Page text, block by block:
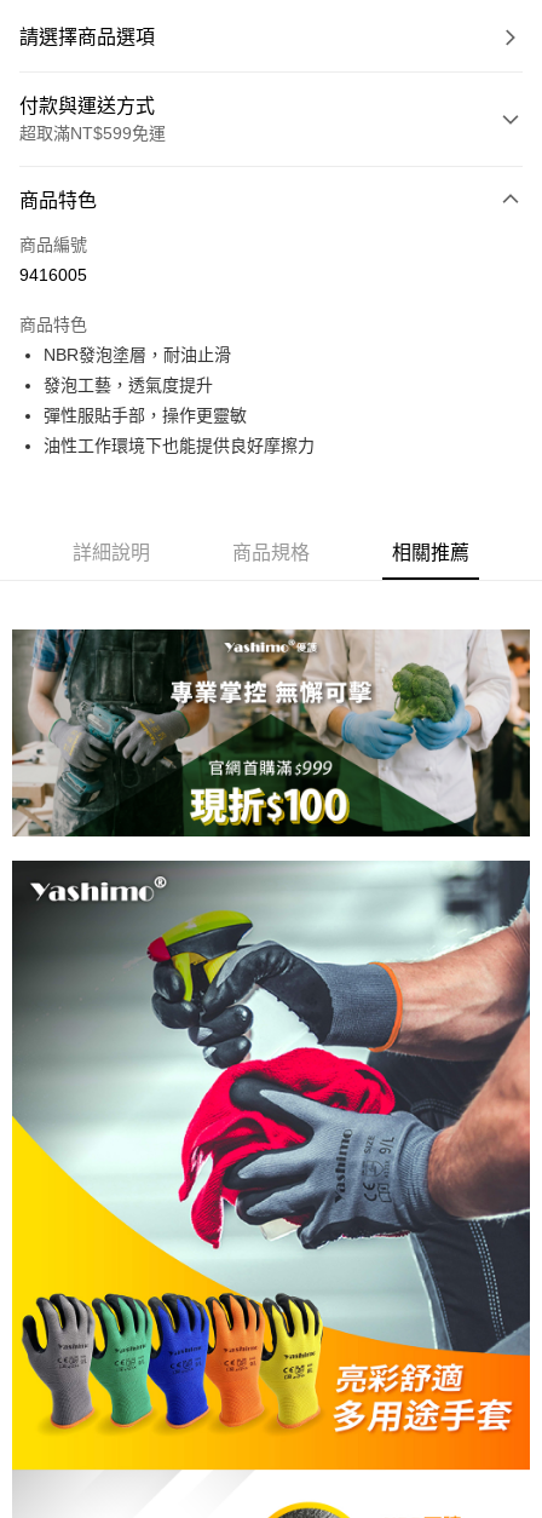
請選擇商品選項
付款與運送方式
超取滿NT$599免運
信用卡一次付款
超商取貨付款
Apple Pay
街口支付
悠遊付
運送方式
7-11取貨付款
每筆NT$60，滿NT$599(含以上)免運費
宅配
每筆NT$100，滿NT$1,099(含以上)免運費
商品特色
商品編號
9416005
商品特色
NBR發泡塗層，耐油止滑
發泡工藝，透氣度提升
彈性服貼手部，操作更靈敏
油性工作環境下也能提供良好摩擦力
詳細說明 商品規格 相關推薦